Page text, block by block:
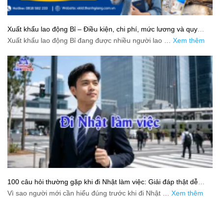
Xuất khẩu lao động Bỉ – Điều kiện, chi phí, mức lương và quy
trình chuẩn cho người lao động
Xuất khẩu lao động Bỉ đang được nhiều người lao … Xem thêm
100 câu hỏi thường gặp khi đi Nhật làm việc: Giải đáp thật dễ
hiểu cho người mới bắt đầu
Vì sao người mới cần hiểu đúng trước khi đi Nhật … Xem thêm